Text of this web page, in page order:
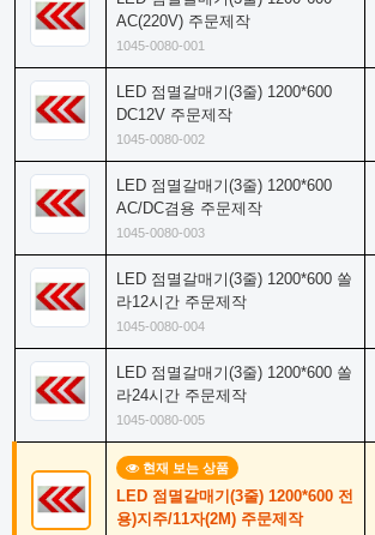
AC(220V) 주문제작
1045-0080-001
LED 점멸갈매기(3줄) 1200*600
DC12V 주문제작
1045-0080-002
LED 점멸갈매기(3줄) 1200*600
AC/DC겸용 주문제작
1045-0080-003
LED 점멸갈매기(3줄) 1200*600 쏠
라12시간 주문제작
1045-0080-004
LED 점멸갈매기(3줄) 1200*600 쏠
라24시간 주문제작
1045-0080-005
현재 보는 상품
LED 점멸갈매기(3줄) 1200*600 전
용)지주/11자(2M) 주문제작